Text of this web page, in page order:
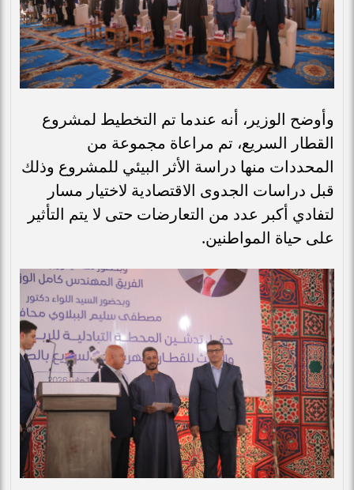
وأوضح الوزير، أنه عندما تم التخطيط لمشروع
القطار السريع، تم مراعاة مجموعة من
المحددات منها دراسة الأثر البيئي للمشروع وذلك
قبل دراسات الجدوى الاقتصادية لاختيار مسار
لتفادي أكبر عدد من التعارضات حتى لا يتم التأثير
على حياة المواطنين.